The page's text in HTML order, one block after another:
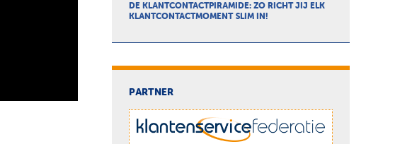
DE KLANTCONTACTPIRAMIDE: ZO RICHT JIJ ELK
KLANTCONTACTMOMENT SLIM IN!
PARTNER